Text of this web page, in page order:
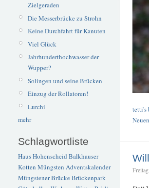
Zielgeraden
Die Messerbrücke zu Strohn
Keine Durchfahrt für Kanuten
Viel Glück
Jahrhunderthochwasser der
Wupper?
Solingen und seine Brücken
Einzug der Rollatoren!
Lurchi
mehr
Schlagwortliste
Haus Hohenscheid Balkhauser
Kotten Müngsten Adventskalender
Müngstener BrückeBrückenpark
tetti's